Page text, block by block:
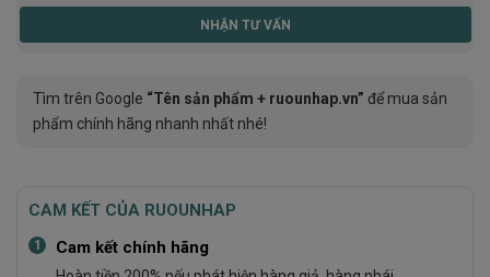
Tìm trên Google “Tên sản phẩm + ruounhap.vn” để mua sản
phẩm chính hãng nhanh nhất nhé!
CAM KẾT CỦA RUOUNHAP
1 Cam kết chính hãng